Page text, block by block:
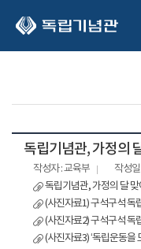
독립기념관, 가정의
작성자 : 교육부 작성
독립기념관, 가정의 달
(사진자료1) 구석구석 독
(사진자료2) 구석구석 독
(사진자료3) ‘독립운동을